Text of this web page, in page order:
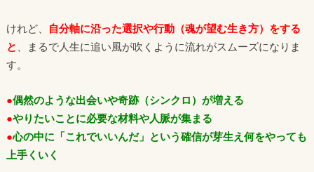
けれど、
自分軸に沿った選択や行動（魂が望む生き方）をする
と
、まるで人生に追い風が吹くように流れがスムーズになりま
す。
●偶然のような出会いや奇跡（シンクロ）が増える
●やりたいことに必要な材料や人脈が集まる
●心の中に「これでいいんだ」という確信が芽生え何をやっても
上手くいく